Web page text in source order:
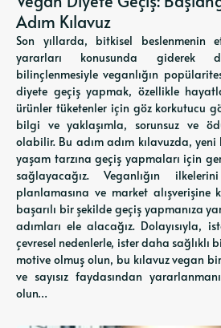
Adım Kılavuz
Son yıllarda, bitkisel beslenmenin
yararları konusunda giderek
bilinçlenmesiyle veganlığın
diyete geçiş yapmak, özellikle
ürünler tüketenler için göz korkutucu
bilgi ve yaklaşımla, sorunsuz ve
olabilir. Bu adım adım kılavuzda,
yaşam tarzına geçiş yapmaları için
sağlayacağız. Veganlığın
planlamasına ve market
başarılı bir şekilde geçiş yapmanıza
adımları ele alacağız. Dolayısıyla,
çevresel nedenlerle, ister daha sağlıklı
motive olmuş olun, bu kılavuz vegan
ve sayısız faydasından
olun…